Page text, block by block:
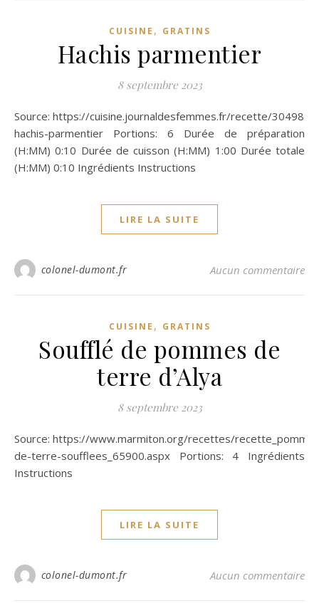
CUISINE , GRATINS
Hachis parmentier
8 septembre 2023
Source: https://cuisine.journaldesfemmes.fr/recette/304981-
hachis-parmentier Portions: 6 Durée de préparation
(H:MM) 0:10 Durée de cuisson (H:MM) 1:00 Durée totale
(H:MM) 0:10 Ingrédients Instructions
LIRE LA SUITE
colonel-dumont.fr Aucun commentaire
CUISINE , GRATINS
Soufflé de pommes de
terre d’Alya
8 septembre 2023
Source: https://www.marmiton.org/recettes/recette_pommes-
de-terre-soufflees_65900.aspx Portions: 4 Ingrédients
Instructions
LIRE LA SUITE
colonel-dumont.fr Aucun commentaire